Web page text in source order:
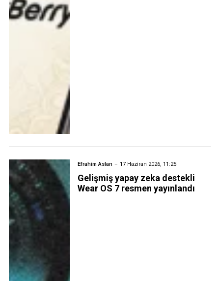
Efrahim Aslan 17 Haziran 2026, 11:25
Gelişmiş yapay zeka destekli
Wear OS 7 resmen yayınlandı